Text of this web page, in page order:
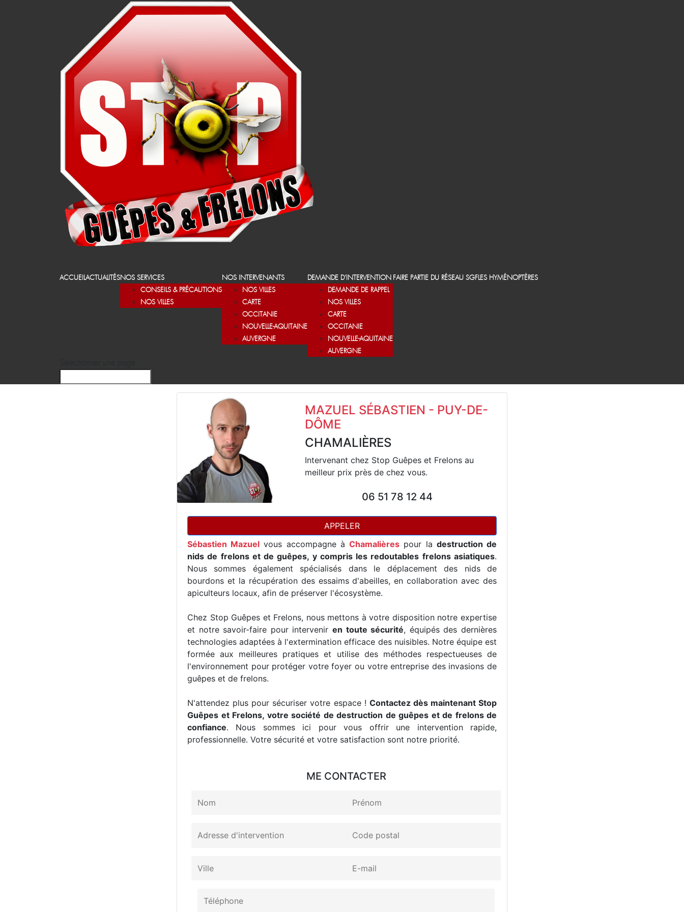
ACCUEILACTUALITÉSNOS SERVICES
CONSEILS & PRÉCAUTIONS
NOS VILLES
NOS INTERVENANTS
NOS VILLES
CARTE
OCCITANIE
NOUVELLE-AQUITAINE
AUVERGNE
DEMANDE D’INTERVENTION
DEMANDE DE RAPPEL
NOS VILLES
CARTE
OCCITANIE
NOUVELLE-AQUITAINE
AUVERGNE
FAIRE PARTIE DU RÉSEAU SGFLES HYMÉNOPTÈRES
MAZUEL SÉBASTIEN - PUY-DE-
DÔME
CHAMALIÈRES
Intervenant chez Stop Guêpes et Frelons au
meilleur prix près de chez vous.
06 51 78 12 44
APPELER
Sébastien Mazuel vous accompagne àChamalières pour la destruction de
nids de frelons et de guêpes, y compris les redoutables frelons asiatiques.
Nous sommes également spécialisés dans le déplacement des nids de
bourdons et la récupération des essaims d'abeilles, en collaboration avec des
apiculteurs locaux, afin de préserver l'écosystème.
Chez Stop Guêpes et Frelons, nous mettons à votre disposition notre expertise
et notre savoir-faire pour intervenir en toute sécurité, équipés des dernières
technologies adaptées à l'extermination efficace des nuisibles. Notre équipe est
formée aux meilleures pratiques et utilise des méthodes respectueuses de
l'environnement pour protéger votre foyer ou votre entreprise des invasions de
guêpes et de frelons.
N'attendez plus pour sécuriser votre espace ! Contactez dès maintenant Stop
Guêpes et Frelons, votre société de destruction de guêpes et de frelons de
confiance. Nous sommes ici pour vous offrir une intervention rapide,
professionnelle. Votre sécurité et votre satisfaction sont notre priorité.
ME CONTACTER